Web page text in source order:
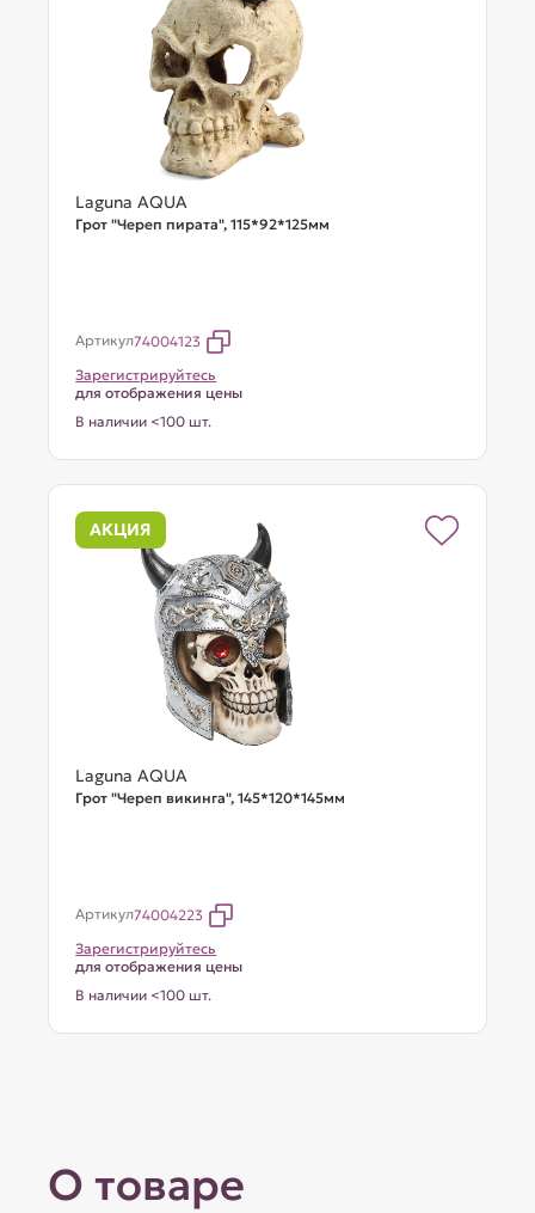
Laguna AQUA
Грот "Череп пирата", 115*92*125мм
Артикул74004123
Зарегистрируйтесь
для отображения цены
В наличии <100 шт.
АКЦИЯ
Laguna AQUA
Грот "Череп викинга", 145*120*145мм
Артикул74004223
Зарегистрируйтесь
для отображения цены
В наличии <100 шт.
О товаре